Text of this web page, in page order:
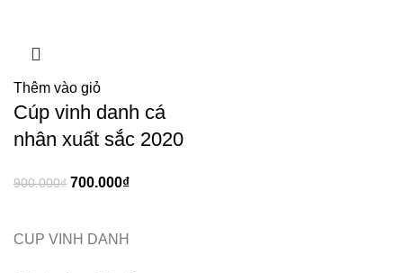
Thêm vào giỏ
Cúp vinh danh cá
nhân xuất sắc 2020
900.000₫ 700.000₫
CUP VINH DANH